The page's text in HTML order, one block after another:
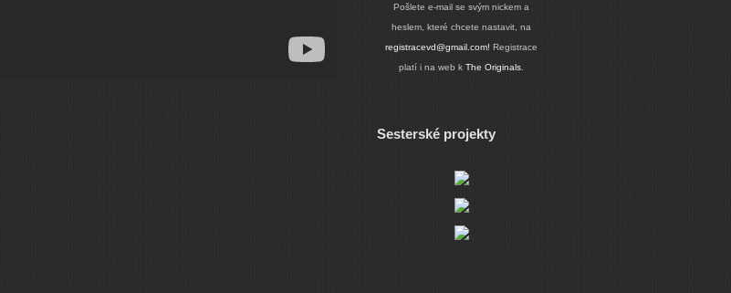
Pošlete e-mail se svým nickem a
heslem, které chcete nastavit, na
registracevd@gmail.com! Registrace
platí i na web kThe Originals
Sesterské projekty